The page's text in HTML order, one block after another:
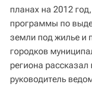
планах на 2012
программы по
земли под жилье и
городков
региона
руководитель